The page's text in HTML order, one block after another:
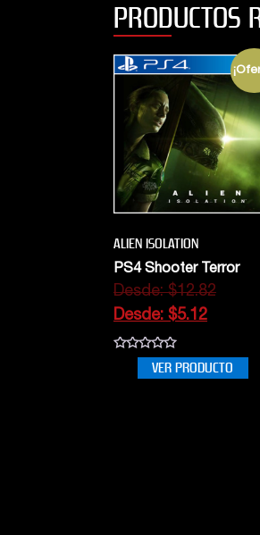
PRODUCTOS
ALIEN ISOLATION
PS4 Shooter Terror
Desde:$12.82
Desde: $5.12
VER PRODUCTO